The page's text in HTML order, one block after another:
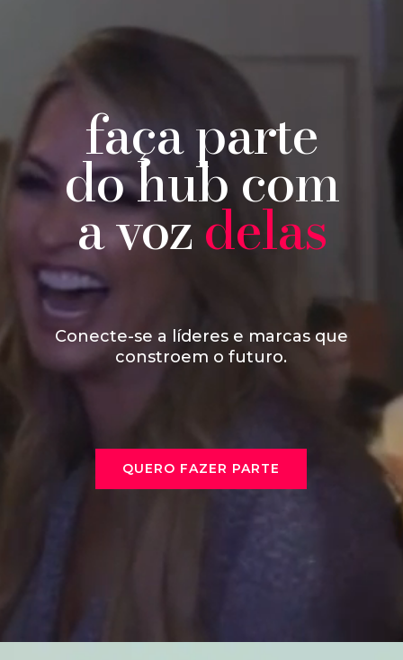
faça parte
do hub com
a vozdelas
Conecte-se a líderes e marcas que
constroem o futuro.
QUERO FAZER PARTE